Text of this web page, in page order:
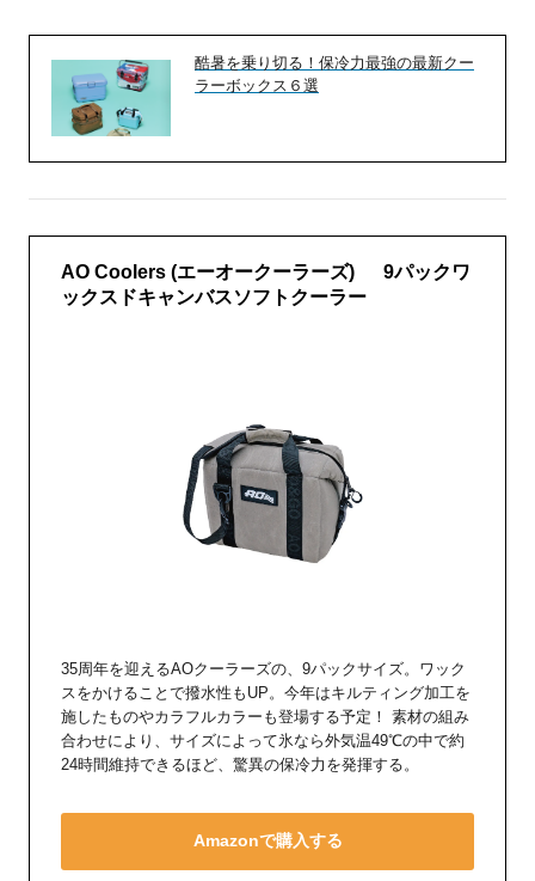
酷暑を乗り切る！保冷力最強の最新クー
ラーボックス６選
AO Coolers (エーオークーラーズ) 9パックワ
ックスドキャンバスソフトクーラー
35周年を迎えるAOクーラーズの、9パックサイズ。ワック
スをかけることで撥水性もUP。今年はキルティング加工を
施したものやカラフルカラーも登場する予定！ 素材の組み
合わせにより、サイズによって氷なら外気温49℃の中で約
24時間維持できるほど、驚異の保冷力を発揮する。
Amazonで購入する